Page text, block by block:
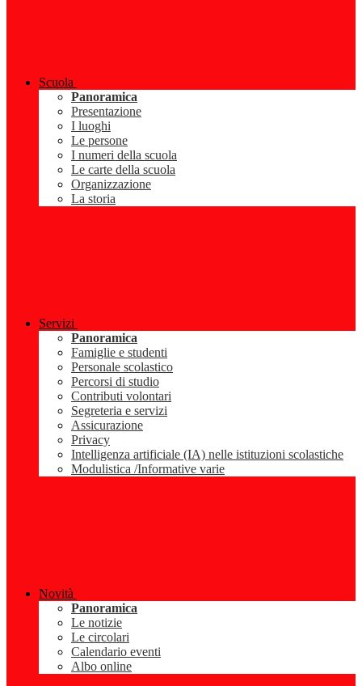
Scuola
Panoramica
Presentazione
I luoghi
Le persone
I numeri della scuola
Le carte della scuola
Organizzazione
La storia
Servizi
Panoramica
Famiglie e studenti
Personale scolastico
Percorsi di studio
Contributi volontari
Segreteria e servizi
Assicurazione
Privacy
Intelligenza artificiale (IA) nelle istituzioni scolastiche
Modulistica /Informative varie
Novità
Panoramica
Le notizie
Le circolari
Calendario eventi
Albo online